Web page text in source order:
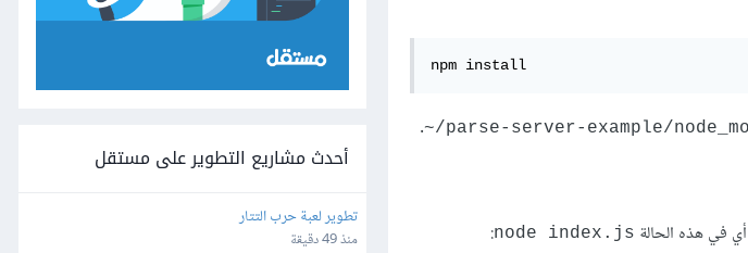
npm install
parse-server-example/
.
في هذه الحالة node index.js
:
أحدث مشاريع التطوير على مستقل
تطوير لعبة حرب التتار
منذ 49 دقيقة